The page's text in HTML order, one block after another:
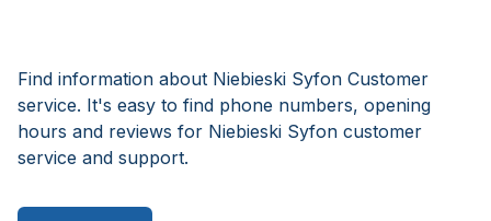
Find information about Niebieski Syfon Customer
service. It's easy to find phone numbers, opening
hours and reviews for Niebieski Syfon customer
service and support.